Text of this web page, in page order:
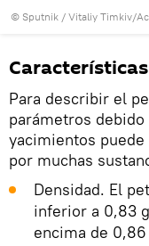
© Sputnik / Vitaliy Timkiv/
Características
Para describir el
parámetros
yacimientos
por muchas
Densidad. El
inferior a 0,83
encima de